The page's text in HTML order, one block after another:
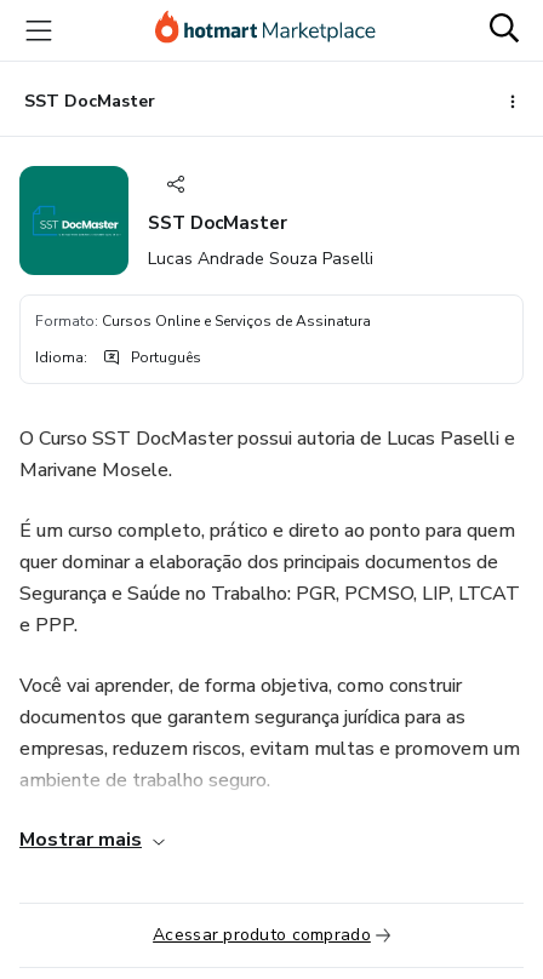
para
conteúdo
principal
para
pagamento
para
rodapé
SST DocMaster
SST DocMaster
Lucas Andrade Souza Paselli
Formato: Cursos Online e Serviços de Assinatura
Idioma: Português
O Curso SST DocMaster possui autoria de Lucas Paselli e
Marivane Mosele.
É um curso completo, prático e direto ao ponto para quem
quer dominar a elaboração dos principais documentos de
Segurança e Saúde no Trabalho: PGR, PCMSO, LIP, LTCAT
e PPP.
Você vai aprender, de forma objetiva, como construir
documentos que garantem segurança jurídica para as
empresas, reduzem riscos, evitam multas e promovem um
ambiente de trabalho seguro.
São aulas 100% práticas, com demonstrações reais,
facilitando a aplicação imediata do que você aprende.
O conteúdo está totalmente atualizado com a legislação
Mostrar mais
Acessar produto comprado